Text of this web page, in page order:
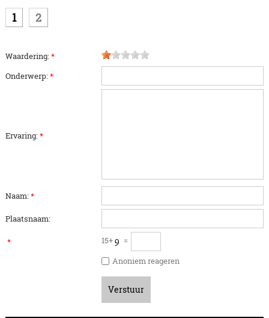
1 2
Waardering:*
Onderwerp:*
Ervaring:*
Naam:*
Plaatsnaam:
* 15+
=
Anoniem reageren
Verstuur